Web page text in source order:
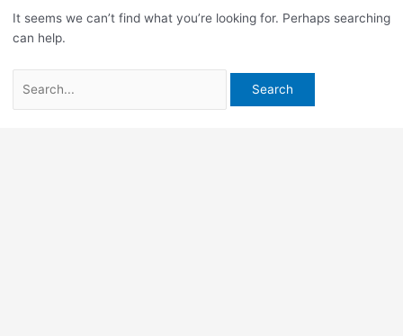
It seems we can’t find what you’re looking for. Perhaps searching
can help.